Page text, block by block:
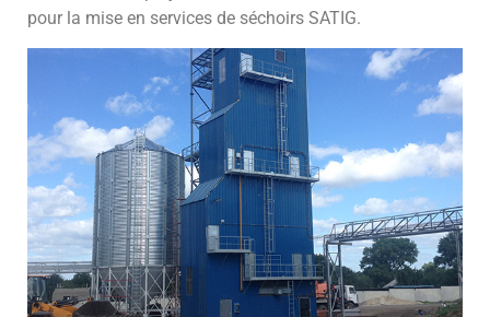
pour la mise en services de séchoirs SATIG.